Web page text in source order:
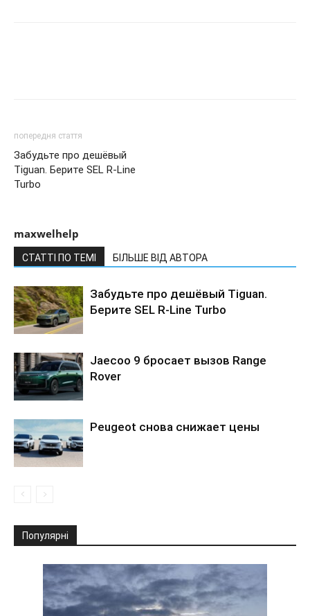
попередня стаття
Забудьте про дешёвый
Tiguan. Берите SEL R-Line
Turbo
maxwelhelp
СТАТТІ ПО ТЕМІ БІЛЬШЕ ВІД АВТОРА
Забудьте про дешёвый Tiguan.
Берите SEL R-Line Turbo
Jaecoo 9 бросает вызов Range
Rover
Peugeot снова снижает цены
Популярні